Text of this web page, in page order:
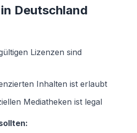
Deutschland
Lizenzen sind
Inhalten ist erlaubt
Mediatheken ist legal